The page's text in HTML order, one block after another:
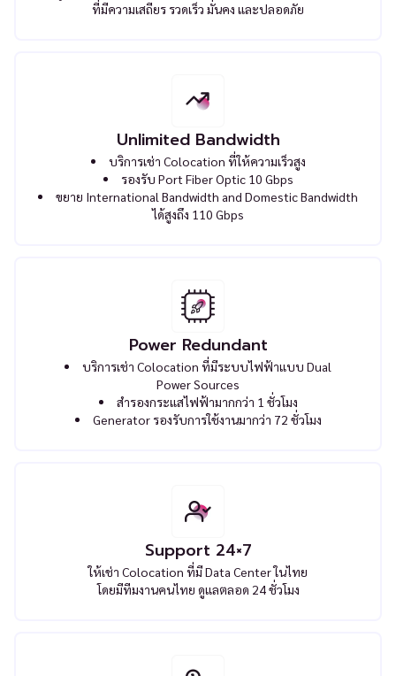
ที่มีความเสถียร รวดเร็ว มั่นคง และปลอดภัย
Unlimited Bandwidth
บริการเช่า Colocation ที่ให้ความเร็วสูง
รองรับ Port Fiber Optic 10 Gbps
ขยาย International Bandwidth and Domestic Bandwidth
ได้สูงถึง 110 Gbps
Power Redundant
บริการเช่า Colocation ที่มีระบบไฟฟ้าแบบ Dual
Power Sources
สำรองกระแสไฟฟ้ามากกว่า 1 ชั่วโมง
Generator รองรับการใช้งานมากว่า 72 ชั่วโมง
Support 24×7
ให้เช่า Colocation ที่มี Data Center ในไทย
โดยมีทีมงานคนไทย ดูแลตลอด 24 ชั่วโมง